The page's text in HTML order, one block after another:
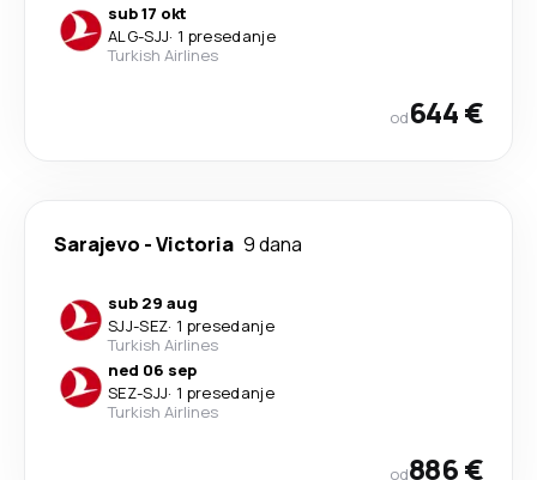
sub 17 okt
ALG-SJJ· 1 presedanje
Turkish Airlines
od644 €
Sarajevo -Victoria 9 dana
sub 29 aug
SJJ-SEZ· 1 presedanje
Turkish Airlines
ned 06 sep
SEZ-SJJ· 1 presedanje
Turkish Airlines
od886 €